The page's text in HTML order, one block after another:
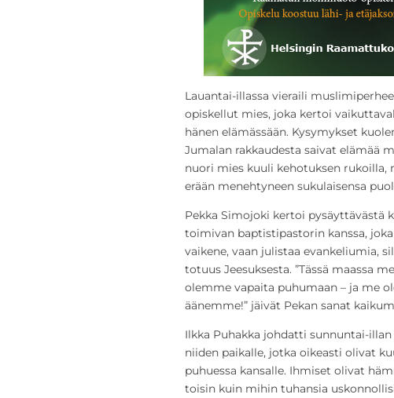
Lauantai-illassa vieraili
opiskellut mies, joka kertoi
hänen elämässään. Kysymykset
Jumalan rakkaudesta saivat elämää
nuori mies kuuli kehotuksen rukoilla,
erään menehtyneen sukulaisensa
Pekka Simojoki kertoi pysäyttävästä
toimivan baptistipastorin kanssa,
vaikene, vaan julistaa evankeliumia,
totuus Jeesuksesta. ”Tässä maassa
olemme vapaita puhumaan – ja me
äänemme!” jäivät Pekan sanat
Ilkka Puhakka johdatti sunnuntai-
niiden paikalle, jotka oikeasti olivat
puhuessa kansalle. Ihmiset olivat
toisin kuin mihin tuhansia